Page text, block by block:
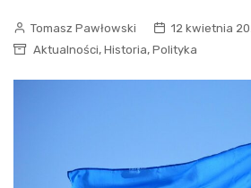
Tomasz Pawłowski
12 kwietnia
Aktualności, Historia, Polityka